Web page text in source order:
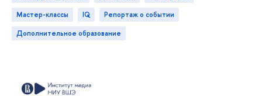
мастер-классы
IQ
репортаж о событии
дополнительное образование